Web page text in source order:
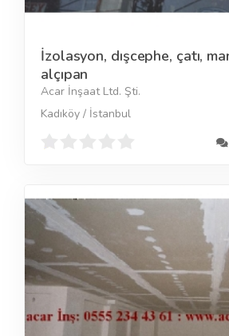
İzolasyon, dışcephe, çatı,
alçıpan
Acar İnşaat Ltd. Şti.
Kadıköy / İstanbul